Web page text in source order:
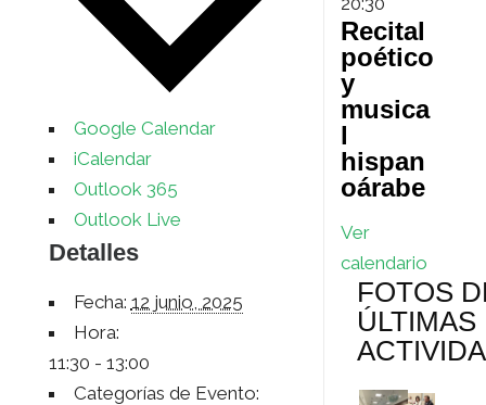
Google Calendar
iCalendar
Outlook 365
Outlook Live
Detalles
Fecha: 12 junio, 2025
Hora:
11:30 - 13:00
Categorías de Evento:
Recital
poético
y
musica
l
hispan
oárabe
Ver
calendario
FOTOS
ÚLTIMAS